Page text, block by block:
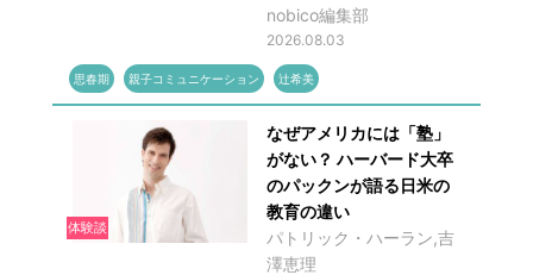
nobico編集部
2026.08.03
思春期 親子コミュニケーション 辻希美
体験談
なぜアメリカには「塾」
がない？ ハーバード大卒
のパックンが語る日米の
教育の違い
パトリック・ハーラン,吉
澤恵理